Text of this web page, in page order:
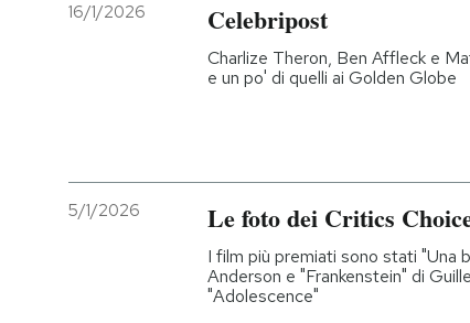
16/1/2026 Celebripost
Charlize Theron, Ben Affleck e
e un po' di quelli ai Golden Globe
5/1/2026 Le foto dei Critics
I film più premiati sono stati "Una
Anderson e "Frankenstein" di
"Adolescence"